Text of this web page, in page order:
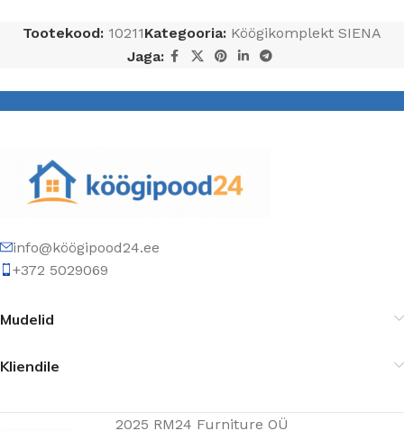
Tootekood: 10211Kategooria: Köögikomplekt SIENA
Jaga:
info@köögipood24.ee
+372 5029069
Mudelid
Kliendile
2025 RM24 Furniture OÜ